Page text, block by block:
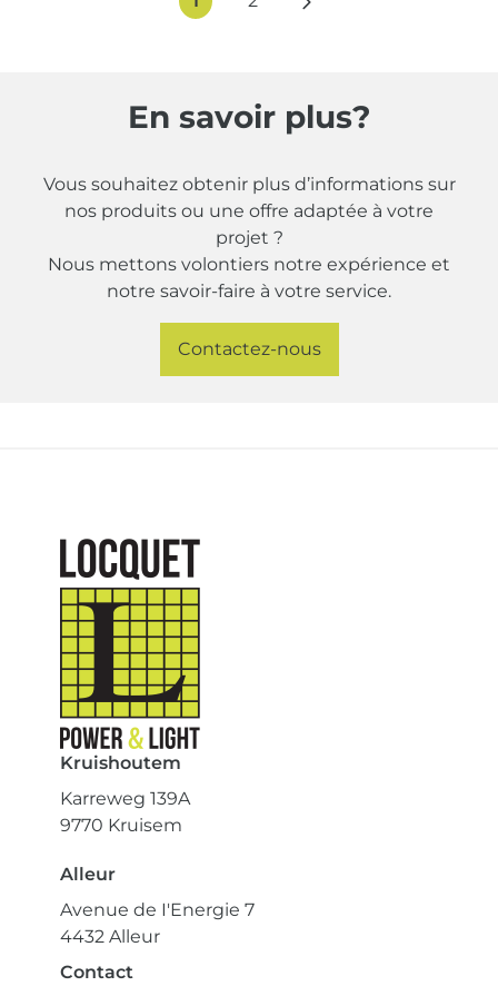
En savoir plus?
Vous souhaitez obtenir plus d’informations sur
nos produits ou une offre adaptée à votre
projet ?
Nous mettons volontiers notre expérience et
notre savoir-faire à votre service.
Contactez-nous
Kruishoutem
Karreweg 139A
9770 Kruisem
Alleur
Avenue de I'Energie 7
4432 Alleur
Contact